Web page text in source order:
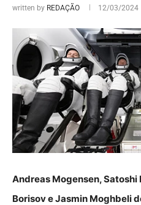
written by REDAÇÃO 12/03/2024
Andreas Mogensen, Satoshi
Borisov e Jasmin Moghbeli